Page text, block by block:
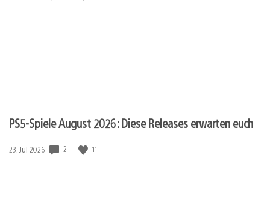
PS5-Spiele August 2026: Diese Releases erwarten euch
Veröffentlichungsdatum:
23. Jul 2026 2 11